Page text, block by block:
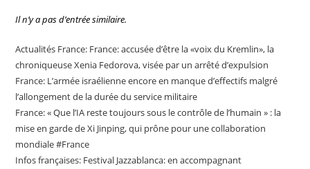
Il n’y a pas d’entrée similaire.
Actualités France: France: accusée d’être la «voix du Kremlin», la
chroniqueuse Xenia Fedorova, visée par un arrêté d’expulsion
France: L’armée israélienne encore en manque d’effectifs malgré
l’allongement de la durée du service militaire
France: « Que l’IA reste toujours sous le contrôle de l’humain » : la
mise en garde de Xi Jinping, qui prône pour une collaboration
mondiale #France
Infos françaises: Festival Jazzablanca: en accompagnant